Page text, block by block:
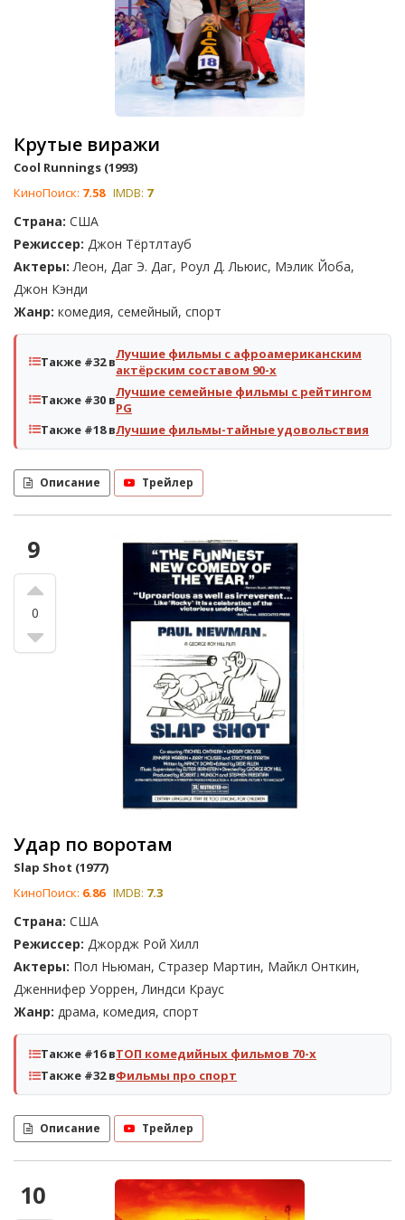
Крутые виражи
Cool Runnings (1993)
КиноПоиск: 7.58 IMDB: 7
Страна: США
Режиссер: Джон Тёртлтауб
Актеры: Леон, Даг Э. Даг, Роул Д. Льюис, Мэлик Йоба,
Джон Кэнди
Жанр: комедия, семейный, спорт
Также #32 вЛучшие фильмы с афроамериканским
актёрским составом 90-х
Также #30 вЛучшие семейные фильмы с рейтингом
PG
Также #18 вЛучшие фильмы-тайные удовольствия
Описание Трейлер
9
0
Удар по воротам
Slap Shot (1977)
КиноПоиск: 6.86 IMDB: 7.3
Страна: США
Режиссер: Джордж Рой Хилл
Актеры: Пол Ньюман, Стразер Мартин, Майкл Онткин,
Дженнифер Уоррен, Линдси Краус
Жанр: драма, комедия, спорт
Также #16 вТОП комедийных фильмов 70-х
Также #32 вФильмы про спорт
Описание Трейлер
10